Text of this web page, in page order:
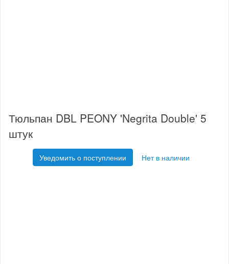
Тюльпан DBL PEONY 'Negrita Double' 5
штук
Уведомить о поступлении Нет в наличии